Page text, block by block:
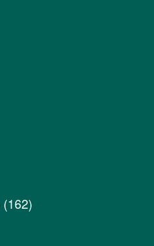
(162)